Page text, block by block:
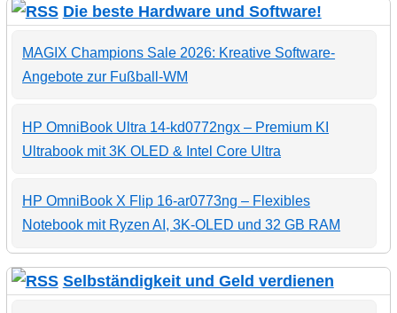
Die beste Hardware und Software!
MAGIX Champions Sale 2026: Kreative Software-
Angebote zur Fußball-WM
HP OmniBook Ultra 14-kd0772ngx – Premium KI
Ultrabook mit 3K OLED & Intel Core Ultra
HP OmniBook X Flip 16-ar0773ng – Flexibles
Notebook mit Ryzen AI, 3K-OLED und 32 GB RAM
Selbständigkeit und Geld verdienen